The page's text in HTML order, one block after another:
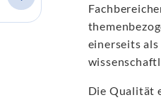
einerseits
Die Qualität